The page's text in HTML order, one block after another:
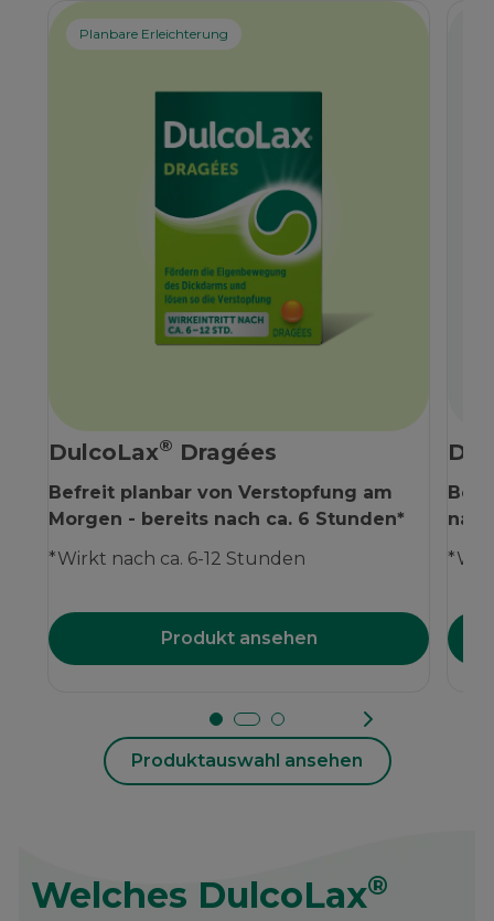
Planbare Erleichterung
DulcoLax® Dragées
Befreit planbar von Verstopfung am
Morgen - bereits nach ca. 6 Stunden*
*Wirkt nach ca. 6-12 Stunden
Produkt ansehen
Produktauswahl ansehen
Welches DulcoLax®